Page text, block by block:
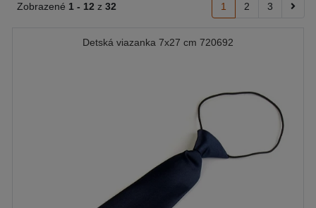
Zobrazené 1 - 12 z 32 1 2 3
Detská viazanka 7x27 cm 720692